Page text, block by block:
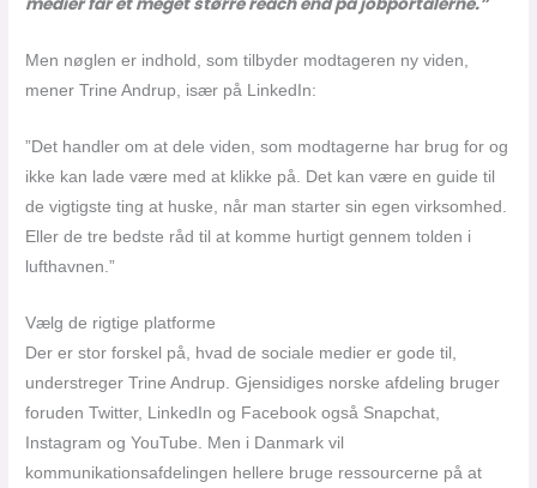
medier får et meget større reach end på jobportalerne.”
Men nøglen er indhold, som tilbyder modtageren ny viden,
mener Trine Andrup, især på LinkedIn:
”Det handler om at dele viden, som modtagerne har brug for og
ikke kan lade være med at klikke på. Det kan være en guide til
de vigtigste ting at huske, når man starter sin egen virksomhed.
Eller de tre bedste råd til at komme hurtigt gennem tolden i
lufthavnen.”
Vælg de rigtige platforme
Der er stor forskel på, hvad de sociale medier er gode til,
understreger Trine Andrup. Gjensidiges norske afdeling bruger
foruden Twitter, LinkedIn og Facebook også Snapchat,
Instagram og YouTube. Men i Danmark vil
kommunikationsafdelingen hellere bruge ressourcerne på at